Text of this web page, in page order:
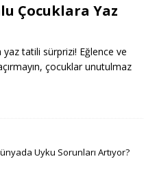
Çocuklara Yaz
tatili sürprizi! Eğlence ve
çocuklar unutulmaz
Uyku Sorunları Artıyor?